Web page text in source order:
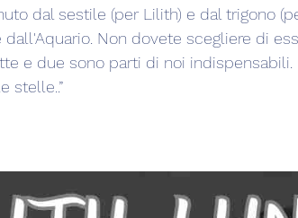
dal sestile (per Lilith) e dal trigono
Non dovete scegliere di
e due sono parti di noi indispensabili.
stelle..”